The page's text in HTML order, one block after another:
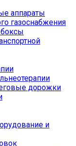
аппараты
газоснабжения
дорожки
и